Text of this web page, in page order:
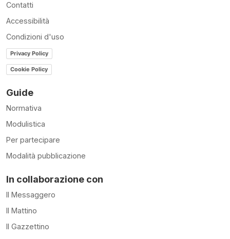
Contatti
Accessibilità
Condizioni d'uso
Privacy Policy
Cookie Policy
Guide
Normativa
Modulistica
Per partecipare
Modalità pubblicazione
In collaborazione con
Il Messaggero
Il Mattino
Il Gazzettino